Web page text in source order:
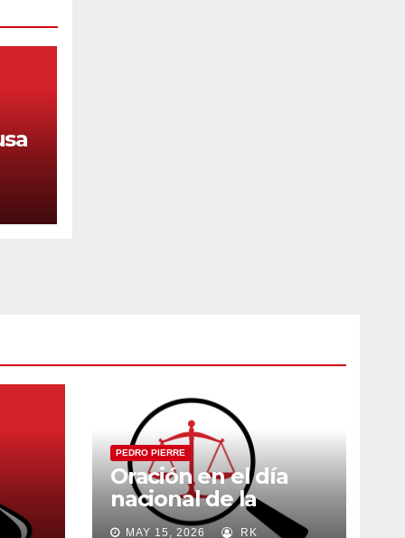
PEDRO PIERRE
Oración en el día
nacional de la
madre
MAY 15, 2026 RK